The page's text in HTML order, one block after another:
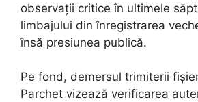
observații critice în ultimele
limbajului din înregistrarea
însă presiunea publică.
Pe fond, demersul trimiterii
Parchet vizează verificarea